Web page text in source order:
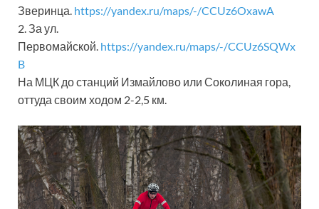
Зверинца. https://yandex.ru/maps/-/CCUz6OxawA
2. За ул.
Первомайской. https://yandex.ru/maps/-/CCUz6SQWx
B
На МЦК до станций Измайлово или Соколиная гора,
оттуда своим ходом 2-2,5 км.